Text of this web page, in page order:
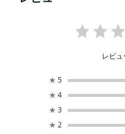
レビ
★ 5
★ 4
★ 3
★ 2